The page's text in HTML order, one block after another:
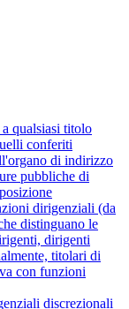
qualsiasi titolo
conferiti
di indirizzo
pubbliche di
dirigenziali (da
distinguano le
dirigenti
titolari di
con funzioni
discrezionali